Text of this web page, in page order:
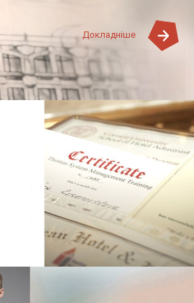
Докладніше